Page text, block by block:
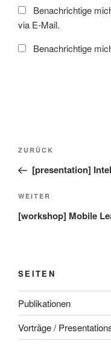
Benachrichtige
via E-Mail.
Benachrichtige
Beitragsnavigation
Vorheriger
Beitrag
ZURÜCK
[presentation]
Nächster
Beitrag
WEITER
[workshop] Mobile
SEITEN
Publikationen
Vorträge /